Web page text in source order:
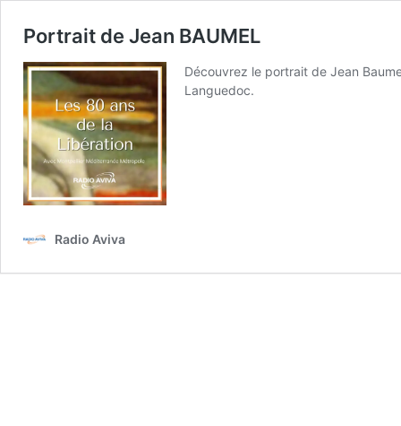
Portrait de Jean BAUMEL
Découvrez le portrait de Jean
Languedoc.
Radio Aviva